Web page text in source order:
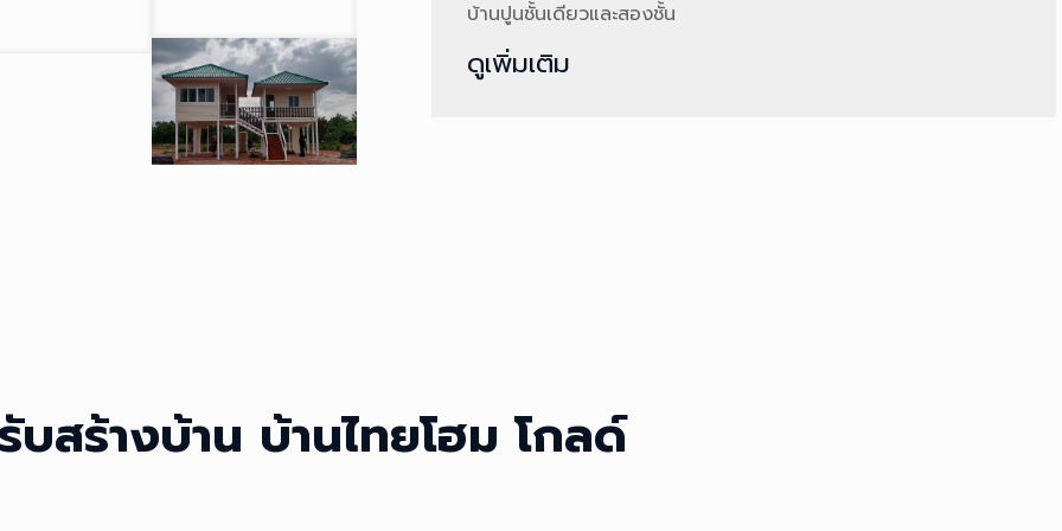
บ้านปูนชั้นเดียวและสองชั้น
ดูเพิ่มเติม
สร้างบ้าน บ้านไทยโฮม โกลด์